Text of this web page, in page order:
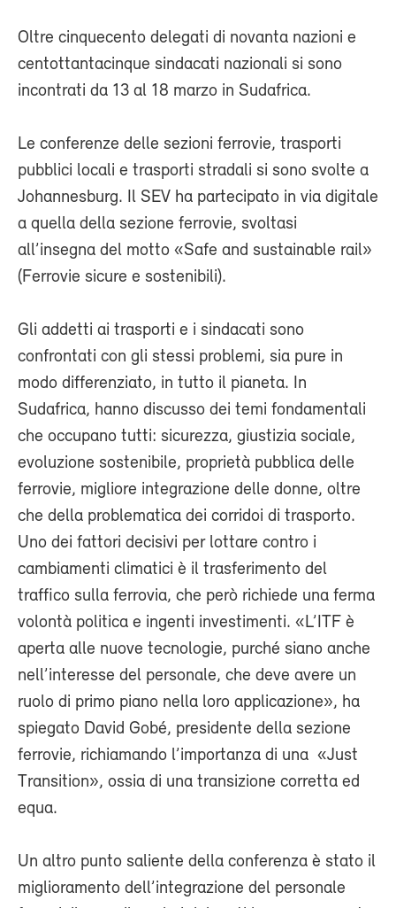
Oltre cinquecento delegati di novanta nazioni e
centottantacinque sindacati nazionali si sono
incontrati da 13 al 18 marzo in Sudafrica.
Le conferenze delle sezioni ferrovie, trasporti
pubblici locali e trasporti stradali si sono svolte a
Johannesburg. Il SEV ha partecipato in via digitale
a quella della sezione ferrovie, svoltasi
all’insegna del motto «Safe and sustainable rail»
(Ferrovie sicure e sostenibili).
Gli addetti ai trasporti e i sindacati sono
confrontati con gli stessi problemi, sia pure in
modo differenziato, in tutto il pianeta. In
Sudafrica, hanno discusso dei temi fondamentali
che occupano tutti: sicurezza, giustizia sociale,
evoluzione sostenibile, proprietà pubblica delle
ferrovie, migliore integrazione delle donne, oltre
che della problematica dei corridoi di trasporto.
Uno dei fattori decisivi per lottare contro i
cambiamenti climatici è il trasferimento del
traffico sulla ferrovia, che però richiede una ferma
volontà politica e ingenti investimenti. «L’ITF è
aperta alle nuove tecnologie, purché siano anche
nell’interesse del personale, che deve avere un
ruolo di primo piano nella loro applicazione», ha
spiegato David Gobé, presidente della sezione
ferrovie, richiamando l’importanza di una «Just
Transition», ossia di una transizione corretta ed
equa.
Un altro punto saliente della conferenza è stato il
miglioramento dell’integrazione del personale